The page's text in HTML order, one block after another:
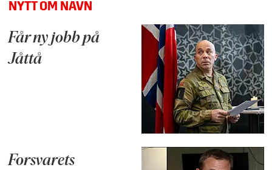
NYTT OM NAVN
Får ny jobb på
Jåttå
Forsvarets